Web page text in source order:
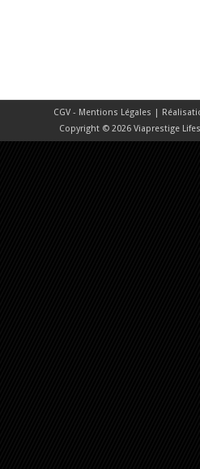
CGV - Mentions Légales |
Copyright © 2026 Viaprestige